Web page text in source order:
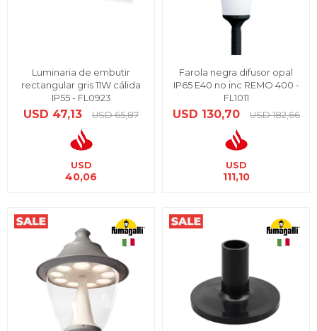
Luminaria de embutir
rectangular gris 11W cálida
IP55 - FL0923
USD 47,13 USD 65,87
USD
40,06
Farola negra difusor opal
IP65 E40 no inc REMO 400 -
FL1011
USD 130,70 USD 182,66
USD
111,10